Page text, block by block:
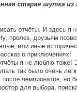
старая шутка из
отчёты. И здесь я
пролез, друзьям
или иные
о приключениях!
я не люблю тоже!
так было очень
после чемпионатов, но
для выбора,